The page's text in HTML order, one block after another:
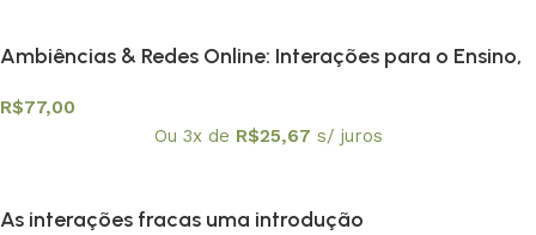
Ambiências & Redes Online: Interações para o Ensino,
R$77,00
Ou 3x de R$25,67 s/ juros
As interações fracas uma introdução